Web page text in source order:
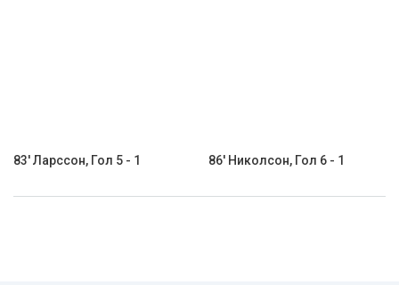
83' Ларссон, Гол 5 - 1 86' Николсон, Гол 6 - 1